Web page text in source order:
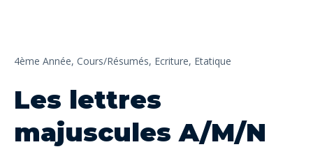
4ème Année, Cours/Résumés, Ecriture, Etatique
Les lettres
majuscules A/M/N